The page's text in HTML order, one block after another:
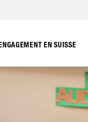
EN SUISSE